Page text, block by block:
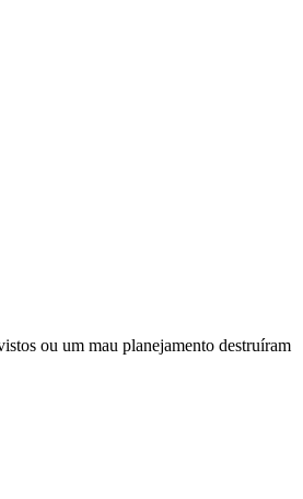
ou um mau planejamento destruíram